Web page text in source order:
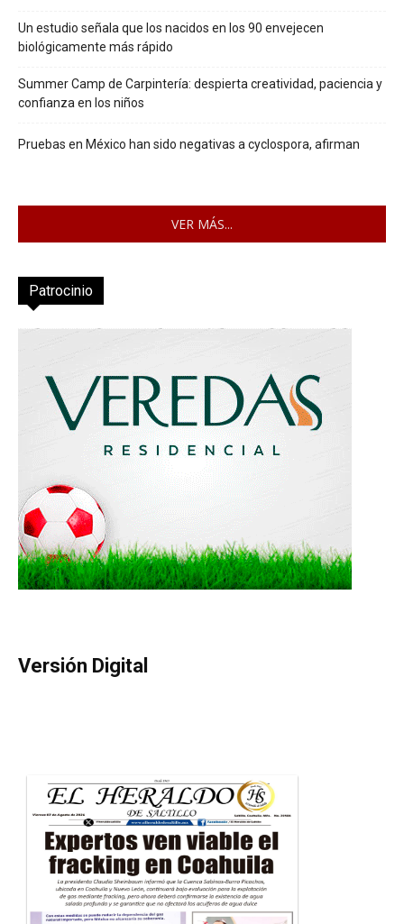
Un estudio señala que los nacidos en los 90 envejecen
biológicamente más rápido
Summer Camp de Carpintería: despierta creatividad, paciencia y
confianza en los niños
Pruebas en México han sido negativas a cyclospora, afirman
VER MÁS...
Patrocinio
Versión Digital